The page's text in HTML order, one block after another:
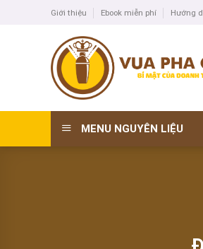
Giới thiệu Ebook miễn phí Hướng
MENU NGUYÊN LIỆU